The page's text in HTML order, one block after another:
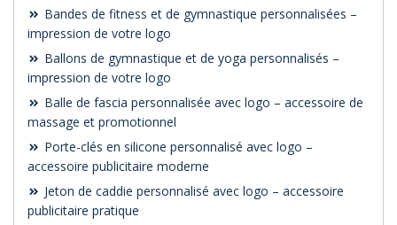
Bandes de fitness et de gymnastique personnalisées –
impression de votre logo
Ballons de gymnastique et de yoga personnalisés –
impression de votre logo
Balle de fascia personnalisée avec logo – accessoire de
massage et promotionnel
Porte-clés en silicone personnalisé avec logo –
accessoire publicitaire moderne
Jeton de caddie personnalisé avec logo – accessoire
publicitaire pratique